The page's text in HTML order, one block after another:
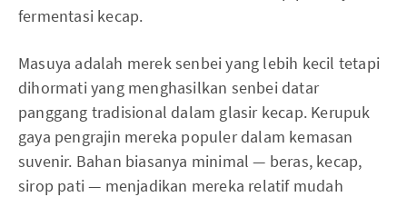
fermentasi kecap.
Masuya adalah merek senbei yang lebih kecil tetapi
dihormati yang menghasilkan senbei datar
panggang tradisional dalam glasir kecap. Kerupuk
gaya pengrajin mereka populer dalam kemasan
suvenir. Bahan biasanya minimal — beras, kecap,
sirop pati — menjadikan mereka relatif mudah